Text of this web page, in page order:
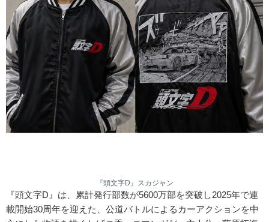
『頭文字D』スカジャン
『頭文字D』は、累計発行部数が5600万部を突破し2025年で連
載開始30周年を迎えた、公道バトルによるカーアクションを中